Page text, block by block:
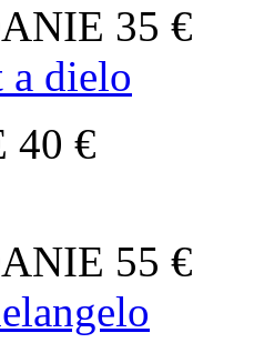
35 €
dielo
40 €
55 €